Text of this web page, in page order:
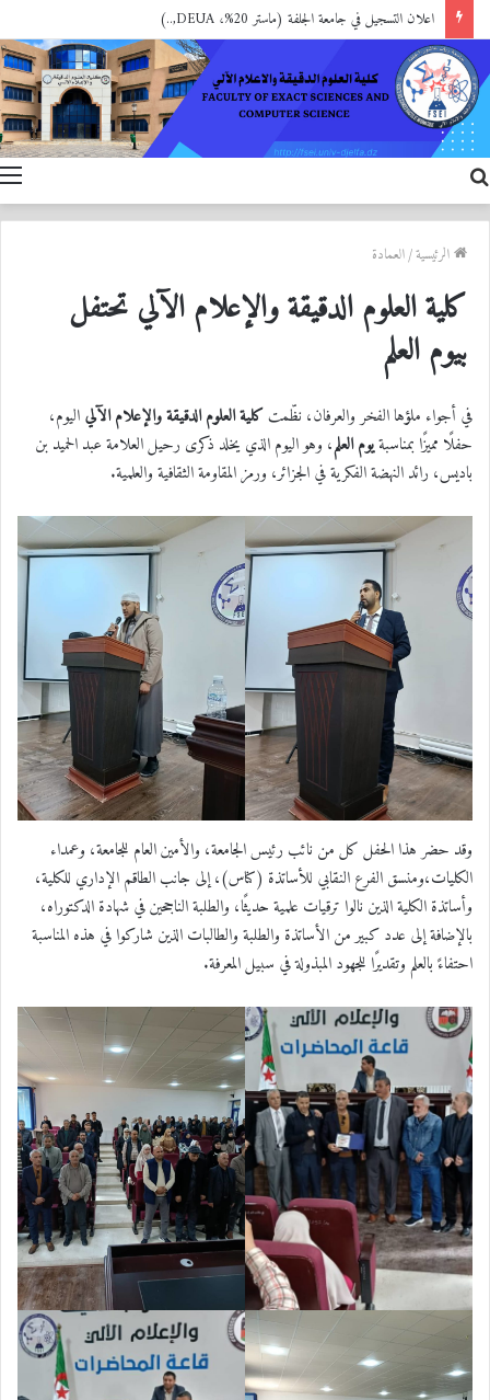
تهنئة
عن
الرئيسية/العمادة
كلية العلوم الدقيقة والإعلام الآلي تحتفل
بيوم العلم‎
في أجواء ملؤها الفخر والعرفان، نظّمتكلية العلوم الدقيقة والإعلام الآلياليوم،
حفلًا مميزًا بمناسبةيوم العلم، وهو اليوم الذي يخلد ذكرى رحيل العلامة عبد الحميد بن
باديس، رائد النهضة الفكرية في الجزائر، ورمز المقاومة الثقافية والعلمية.
وقد حضر هذا الحفل كل من نائب رئيس الجامعة، والأمين العام للجامعة، وعمداء
الكليات،ومنسق الفرع النقابي للأساتذة (كناس)، إلى جانب الطاقم الإداري للكلية،
وأساتذة الكلية الذين نالوا ترقيات علمية حديثًا، والطلبة الناجحين في شهادة الدكتوراه،
بالإضافة إلى عدد كبير من الأساتذة والطلبة والطالبات الذين شاركوا في هذه المناسبة
احتفاءً بالعلم وتقديرًا للجهود المبذولة في سبيل المعرفة.